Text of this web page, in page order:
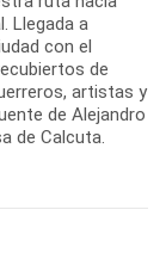
Llegada a
con el
de
artistas y
de Alejandro
de Calcuta.